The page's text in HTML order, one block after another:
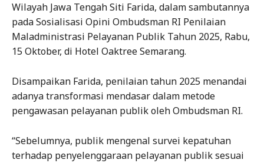
Wilayah Jawa Tengah Siti Farida, dalam sambutannya
pada Sosialisasi Opini Ombudsman RI Penilaian
Maladministrasi Pelayanan Publik Tahun 2025, Rabu,
15 Oktober, di Hotel Oaktree Semarang.
Disampaikan Farida, penilaian tahun 2025 menandai
adanya transformasi mendasar dalam metode
pengawasan pelayanan publik oleh Ombudsman RI.
“Sebelumnya, publik mengenal survei kepatuhan
terhadap penyelenggaraan pelayanan publik sesuai